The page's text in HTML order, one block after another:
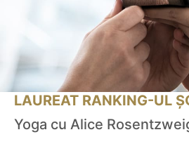
LAUREAT RANKING-UL
Yoga cu Alice